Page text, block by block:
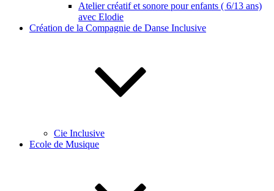
Atelier créatif et sonore pour enfants ( 6/13 ans)
avec Elodie
Création de la Compagnie de Danse Inclusive
Cie Inclusive
Ecole de Musique